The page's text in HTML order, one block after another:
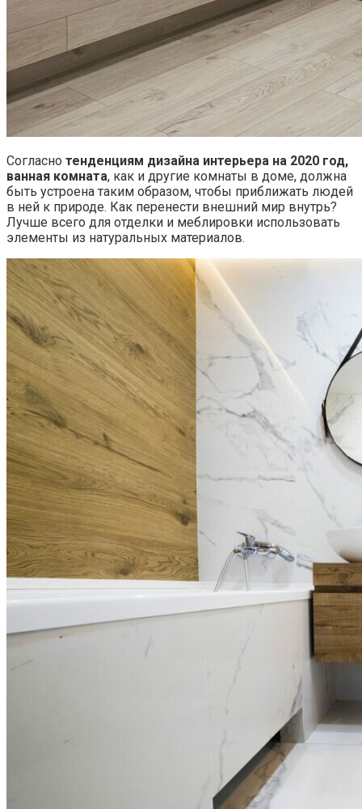
Согласно тенденциям дизайна интерьера на 2020 год,
ванная комната, как и другие комнаты в доме, должна
быть устроена таким образом, чтобы приближать людей
в ней к природе. Как перенести внешний мир внутрь?
Лучше всего для отделки и меблировки использовать
элементы из натуральных материалов.